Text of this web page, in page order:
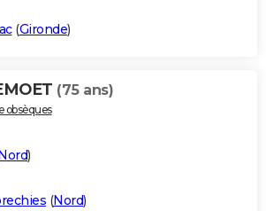
(Gironde)
(75 ans)
obsèques
)
(Nord)